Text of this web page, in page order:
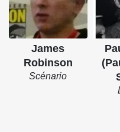
James
Robinson
Scénario